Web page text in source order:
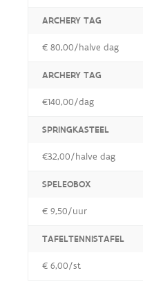
ARCHERY TAG
€ 80,00/halve dag
ARCHERY TAG
€140,00/dag
SPRINGKASTEEL
€32,00/halve dag
SPELEOBOX
€ 9,50/uur
TAFELTENNISTAFEL
€ 6,00/st